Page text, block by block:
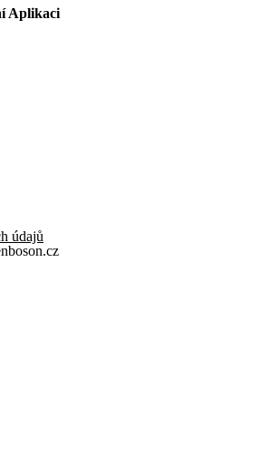
Aplikaci
údajů